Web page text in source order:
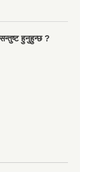
हुनुहुन्छ ?